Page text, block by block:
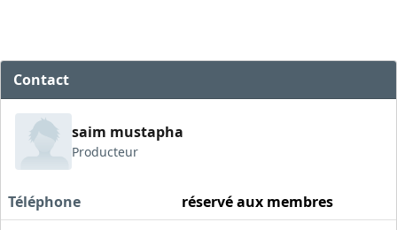
Contact
saim mustapha
Producteur
Téléphone
réservé aux membres